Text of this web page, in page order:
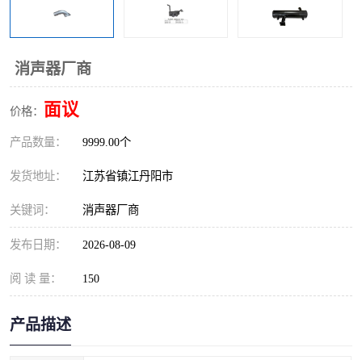
消声器厂商
价格： 面议
产品数量： 9999.00个
发货地址： 江苏省镇江丹阳市
关键词： 消声器厂商
发布日期： 2026-08-09
阅 读 量： 150
产品描述